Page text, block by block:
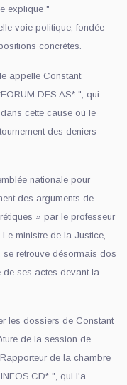
explique "
voie politique, fondée
concrètes.
appelle Constant
DES AS* ", qui
cette cause où le
des deniers
nationale pour
des arguments de
» par le professeur
ministre de la Justice,
se retrouve désormais dos
de ses actes devant la
les dossiers de Constant
de la session de
de la chambre
", qui l'a